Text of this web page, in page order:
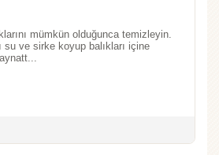
mümkün olduğunca temizleyin.
su ve sirke koyup balıkları içine